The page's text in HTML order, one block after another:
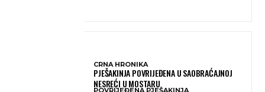
CRNA HRONIKA
PJEŠAKINJA POVRIJEĐENA U SAOBRAĆAJNOJ
NESREĆI U MOSTARU
POVRIJEĐENA PJEŠAKINJA